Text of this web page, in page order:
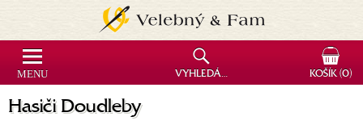
Hasiči Doudleby
MENU VYHLEDÁVÁNÍ KOŠÍK(0)